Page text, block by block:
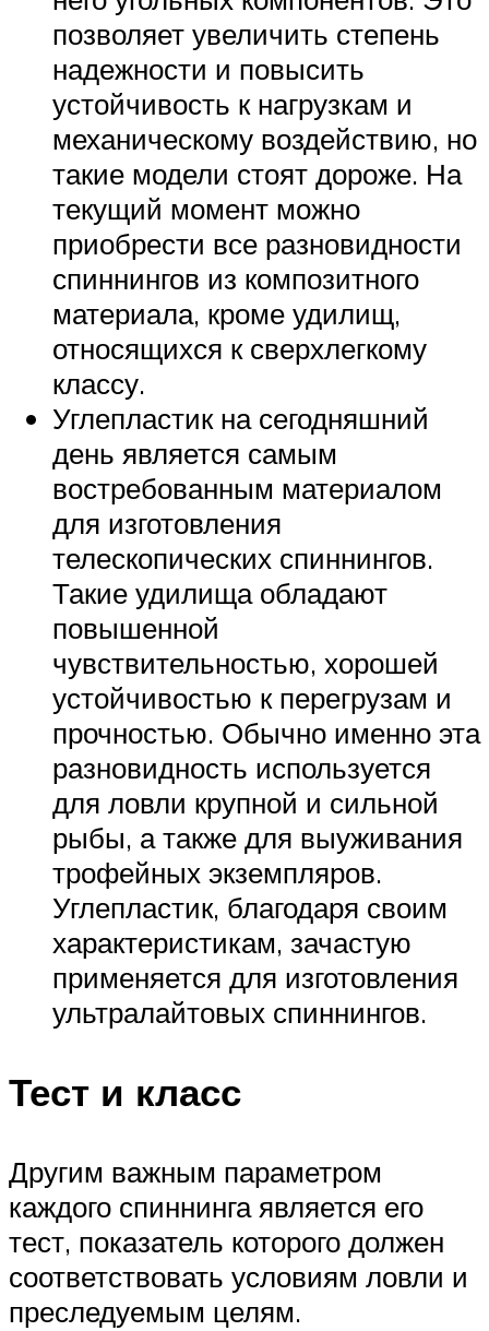
позволяет увеличить степень
надежности и повысить
устойчивость к нагрузкам и
механическому воздействию, но
такие модели стоят дороже. На
текущий момент можно
приобрести все разновидности
спиннингов из композитного
материала, кроме удилищ,
относящихся к сверхлегкому
классу.
Углепластик на сегодняшний
день является самым
востребованным материалом
для изготовления
телескопических спиннингов.
Такие удилища обладают
повышенной
чувствительностью, хорошей
устойчивостью к перегрузам и
прочностью. Обычно именно эта
разновидность используется
для ловли крупной и сильной
рыбы, а также для выуживания
трофейных экземпляров.
Углепластик, благодаря своим
характеристикам, зачастую
применяется для изготовления
ультралайтовых спиннингов.
Тест и класс
Другим важным параметром
каждого спиннинга является его
тест, показатель которого должен
соответствовать условиям ловли и
преследуемым целям.